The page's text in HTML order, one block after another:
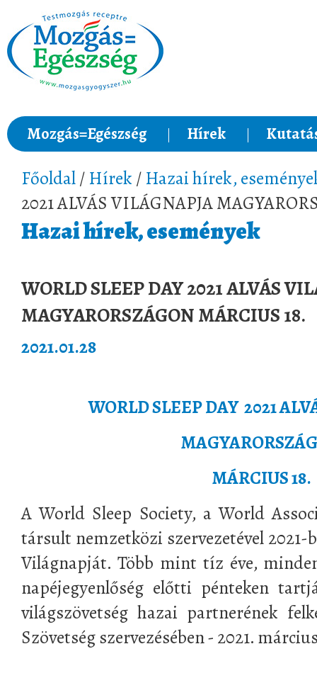
Mozgás=Egészség Hírek
Főoldal/ Hírek / Hazai hírek,
2021 ALVÁS VILÁGNAPJA
Hazai hírek, események
WORLD SLEEP DAY 2021 ALVÁS
MAGYARORSZÁGON MÁRCIUS 18.
2021.01.28
WORLD SLEEP DAY 2021
MÁRCIUS 18.
A World Sleep Society, a World
társult nemzetközi szervezetével
Világnapját. Több mint tíz éve,
napéjegyenlőség előtti pénteken
világszövetség hazai partnerének
Szövetség szervezésében - 2021.